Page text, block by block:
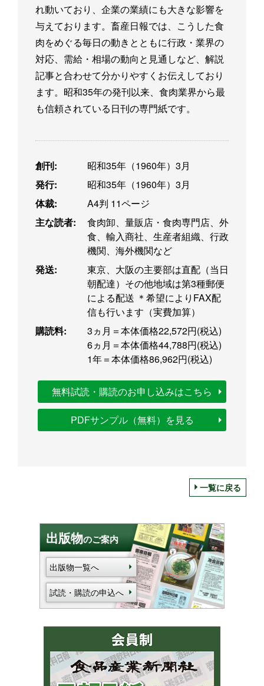
れ動いており、企業の業績にも大きな影響を
与えております。畜産日報では、こうした食
肉をめぐる毎日の動きとともに行政・業界の
対応、需給・相場の動向と見通しなど、解説
記事と合わせて分かりやすくお伝えしており
ます。昭和35年の発刊以来、食肉業界から最
も信頼されている日刊の専門紙です。
創刊:
昭和35年（1960年）3月
発行:
昭和35年（1960年）3月
体裁:
A4判 11ページ
主な読者:
食肉卸、量販店・食肉専門店、外
食、輸入商社、生産者組織、行政
機関、海外機関など
発送:
東京、大阪の主要部は直配（当日
朝配達）その他地域は第3種郵便
による配送 ＊希望によりFAX配
信も行います（実費加算）
購読料:
3ヵ月＝本体価格22,572円(税込)
6ヵ月＝本体価格44,788円(税込)
1年＝本体価格86,962円(税込)
無料試読・購読のお申し込みはこちら
PDFサンプル（無料）を見る
一覧に戻る
出版物のご案内
出版物一覧へ
試読・購読の申込へ